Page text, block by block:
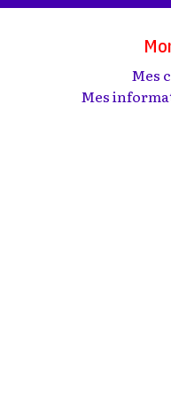
Mes
Mes